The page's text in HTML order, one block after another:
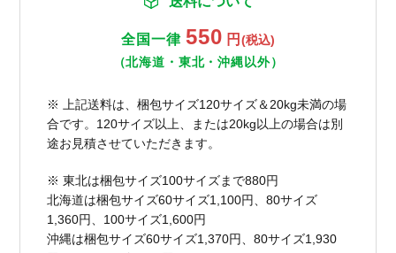
全国一律 550 円 (税込)
（北海道・東北・沖縄以外）
※ 上記送料は、梱包サイズ120サイズ＆20kg未満の場
合です。120サイズ以上、または20kg以上の場合は別
途お見積させていただきます。
※ 東北は梱包サイズ100サイズまで880円
北海道は梱包サイズ60サイズ1,100円、80サイズ
1,360円、100サイズ1,600円
沖縄は梱包サイズ60サイズ1,370円、80サイズ1,930